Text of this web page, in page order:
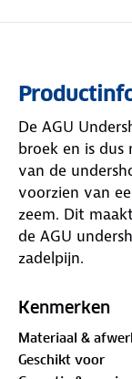
De AGU
broek en is
van de
voorzien van
zeem. Dit
de AGU
zadelpijn.
Specificaties
✓ Met
✓ Materiaal:
Kenmerken
Materiaal &
Geschikt voor